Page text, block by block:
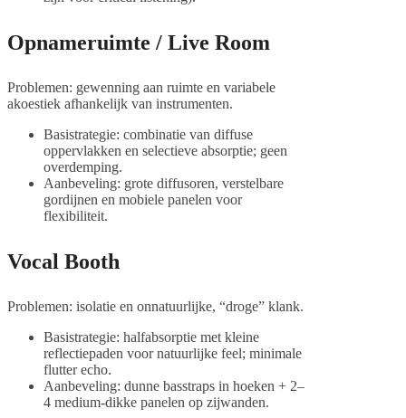
Opnameruimte / Live Room
Problemen: gewenning aan ruimte en variabele
akoestiek afhankelijk van instrumenten.
Basistrategie: combinatie van diffuse
oppervlakken en selectieve absorptie; geen
overdemping.
Aanbeveling: grote diffusoren, verstelbare
gordijnen en mobiele panelen voor
flexibiliteit.
Vocal Booth
Problemen: isolatie en onnatuurlijke, “droge” klank.
Basistrategie: halfabsorptie met kleine
reflectiepaden voor natuurlijke feel; minimale
flutter echo.
Aanbeveling: dunne basstraps in hoeken + 2–
4 medium-dikke panelen op zijwanden.